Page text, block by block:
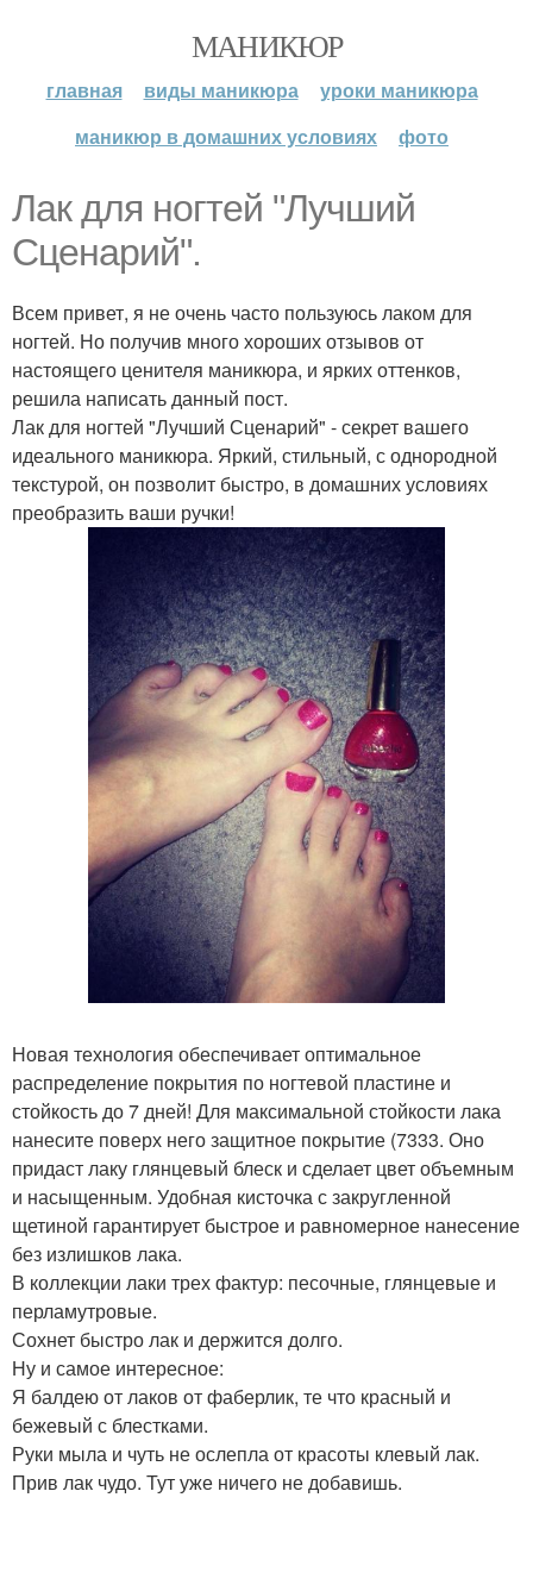
МАНИКЮР
главная виды маникюра
уроки маникюра
маникюр в домашних условиях
фото
Лак для ногтей "Лучший
Сценарий".
Всем привет, я не очень часто пользуюсь лаком для
ногтей. Но получив много хороших отзывов от
настоящего ценителя маникюра, и ярких оттенков,
решила написать данный пост.
Лак для ногтей "Лучший Сценарий" - секрет вашего
идеального маникюра. Яркий, стильный, с однородной
текстурой, он позволит быстро, в домашних условиях
преобразить ваши ручки!
Новая технология обеспечивает оптимальное
распределение покрытия по ногтевой пластине и
стойкость до 7 дней! Для максимальной стойкости лака
нанесите поверх него защитное покрытие (7333. Оно
придаст лаку глянцевый блеск и сделает цвет объемным
и насыщенным. Удобная кисточка с закругленной
щетиной гарантирует быстрое и равномерное нанесение
без излишков лака.
В коллекции лаки трех фактур: песочные, глянцевые и
перламутровые.
Сохнет быстро лак и держится долго.
Ну и самое интересное:
Я балдею от лаков от фаберлик, те что красный и
бежевый с блестками.
Руки мыла и чуть не ослепла от красоты клевый лак.
Прив лак чудо. Тут уже ничего не добавишь.